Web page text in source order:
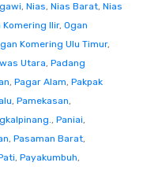
, Nias, Nias Barat, Nias
Komering Ilir, Ogan
Komering Ulu Timur,
Utara, Padang
, Pagar Alam, Pakpak
, Pamekasan,
, Paniai,
, Pasaman Barat,
, Payakumbuh,